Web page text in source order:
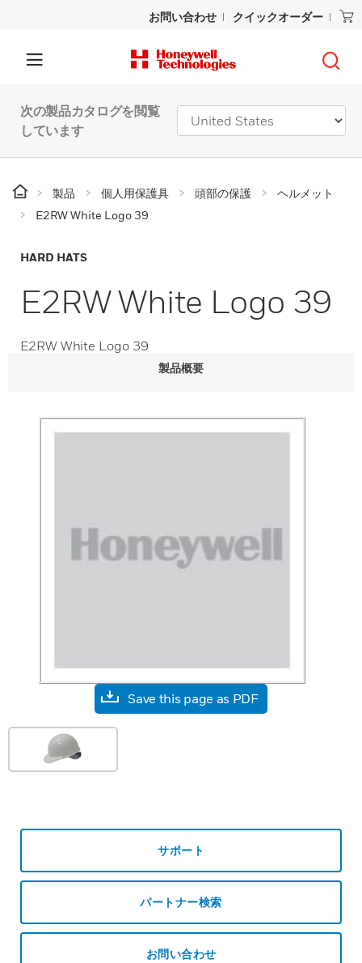
お問い合わせ クイックオーダー
次の製品カタログを閲覧
しています
製品 個人用保護具 頭部の保護
ヘルメット
E2RW White Logo 39
HARD HATS
E2RW White Logo 39
E2RW White Logo 39
製品概要
Save this page as PDF
サポート
パートナー検索
お問い合わせ